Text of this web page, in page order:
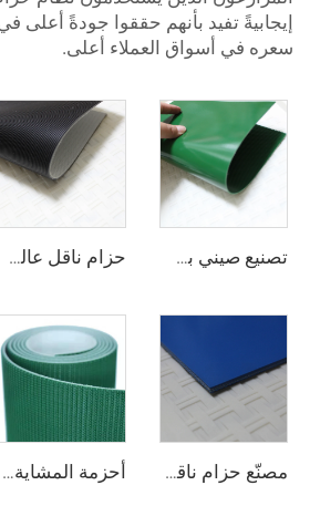
إيجابيةً تفيد بأنهم حققوا جودةً أعلى
سعره في أسواق العملاء أعلى.
تصنيع صيني بسعر تنافسي لحزام ناقل من مادة PVC حزام ناقل عالي الجودة من القماش المضاد للكهرباء الساكنة بلون أسود بسماكة 2 مم من مادة PVC للنقل اللوجستي مباشرة من المصنع
مصنّع حزام ناقل مضاد للكهرباء الساكنة ومضاد للالتصاق لمطاعم المخابز والحلويات أحزمة المشاية بسعر المصنع من شوناي، سمك 1.6 مم، حزام مشاية أسود من مادة PVC، حزام ماكينة مشي